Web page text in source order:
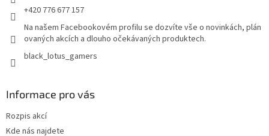
+420 776 677 157
Na našem Facebookovém profilu se dozvíte vše o novinkách, plán
ovaných akcích a dlouho očekávaných produktech.
black_lotus_gamers
Informace pro vás
Rozpis akcí
Kde nás najdete